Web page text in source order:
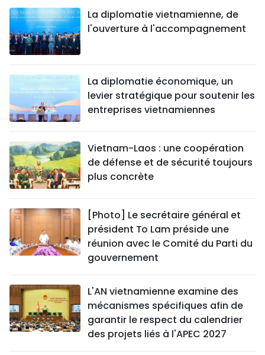
La diplomatie vietnamienne, de
l'ouverture à l'accompagnement
La diplomatie économique, un
levier stratégique pour soutenir les
entreprises vietnamiennes
Vietnam-Laos : une coopération
de défense et de sécurité toujours
plus concrète
[Photo] Le secrétaire général et
président To Lam préside une
réunion avec le Comité du Parti du
gouvernement
L'AN vietnamienne examine des
mécanismes spécifiques afin de
garantir le respect du calendrier
des projets liés à l'APEC 2027